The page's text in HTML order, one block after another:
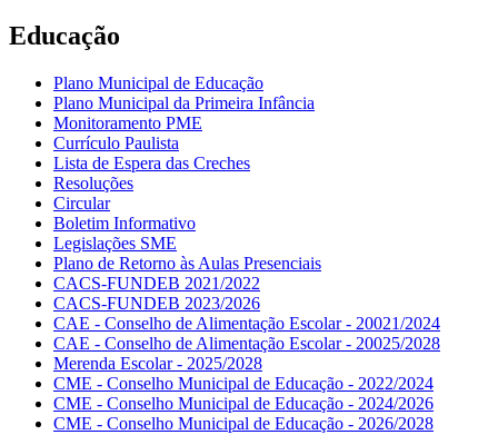
Educação
Plano Municipal de Educação
Plano Municipal da Primeira Infância
Monitoramento PME
Currículo Paulista
Lista de Espera das Creches
Resoluções
Circular
Boletim Informativo
Legislações SME
Plano de Retorno às Aulas Presenciais
CACS-FUNDEB 2021/2022
CACS-FUNDEB 2023/2026
CAE - Conselho de Alimentação Escolar - 20021/2024
CAE - Conselho de Alimentação Escolar - 20025/2028
Merenda Escolar - 2025/2028
CME - Conselho Municipal de Educação - 2022/2024
CME - Conselho Municipal de Educação - 2024/2026
CME - Conselho Municipal de Educação - 2026/2028